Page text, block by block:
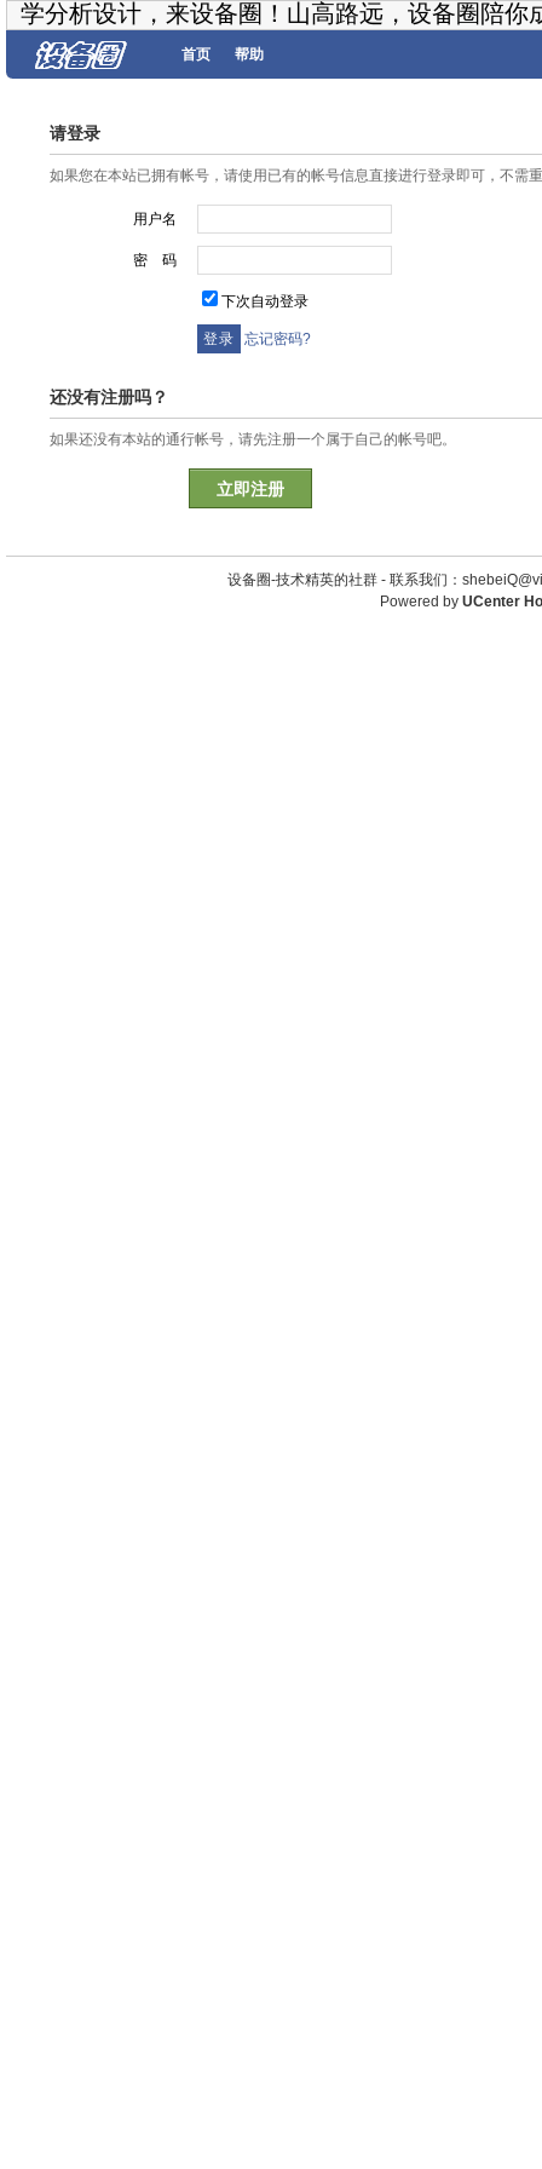
学分析设计，来设备圈！山高路远，设备圈陪你
首页 帮助
请登录
如果您在本站已拥有帐号，请使用已有的帐号信息直接进行登录即可，不需
用户名
密 码
下次自动登录
忘记密码?
还没有注册吗？
如果还没有本站的通行帐号，请先注册一个属于自己的帐号吧。
立即注册
设备圈-技术精英的社群 - 联系我们：
Powered by UCenter